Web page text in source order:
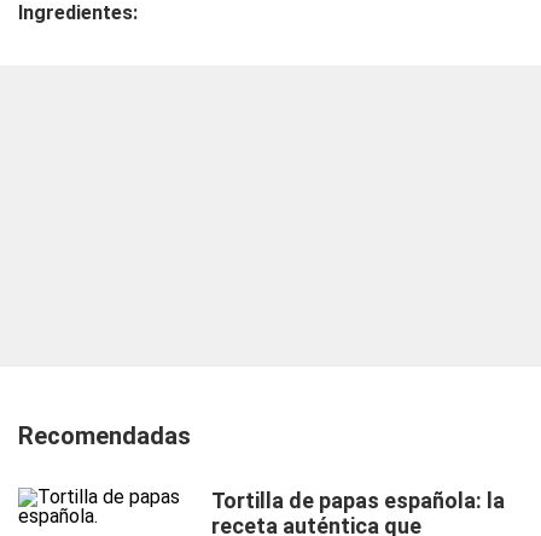
Ingredientes:
Recomendadas
Tortilla de papas española: la
receta auténtica que